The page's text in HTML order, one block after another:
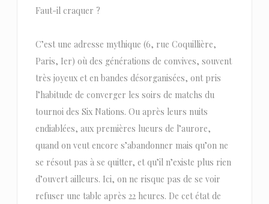
Faut-il craquer ?
C’est une adresse mythique (6, rue Coquillière,
Paris, Ier) où des générations de convives, souvent
très joyeux et en bandes désorganisées, ont pris
l’habitude de converger les soirs de matchs du
tournoi des Six Nations. Ou après leurs nuits
endiablées, aux premières lueurs de l’aurore,
quand on veut encore s’abandonner mais qu’on ne
se résout pas à se quitter, et qu’il n’existe plus rien
d’ouvert ailleurs. Ici, on ne risque pas de se voir
refuser une table après 22 heures. De cet état de